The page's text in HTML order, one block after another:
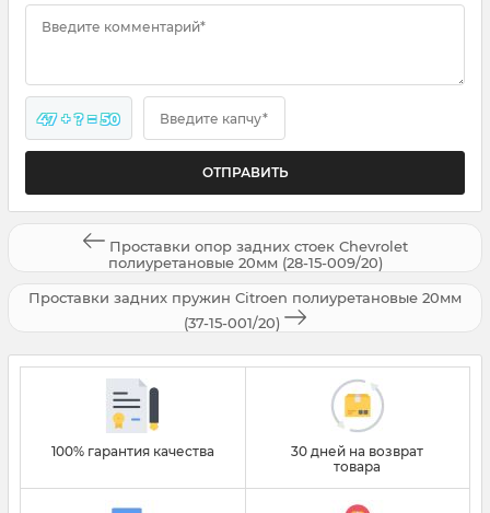
Введите комментарий*
47 + ? = 50 Введите капчу*
Проставки опор задних стоек Chevrolet
полиуретановые 20мм (28-15-009/20)
Проставки задних пружин Citroen полиуретановые 20мм
(37-15-001/20)
100% гарантия качества
30 дней на возврат
товара